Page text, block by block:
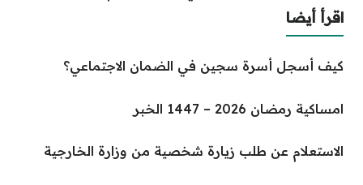
اقرأ أيضا
كيف أسجل أسرة سجين في الضمان الاجتماعي؟
امساكية رمضان 2026 – 1447 الخبر
الاستعلام عن طلب زيارة شخصية من وزارة الخارجية